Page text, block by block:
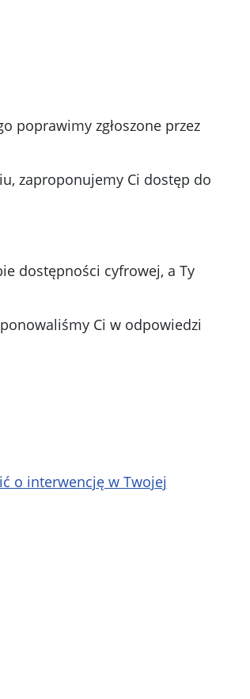
poprawimy zgłoszone przez
zaproponujemy Ci dostęp do
dostępności cyfrowej, a Ty
Ci w odpowiedzi
o interwencję w Twojej